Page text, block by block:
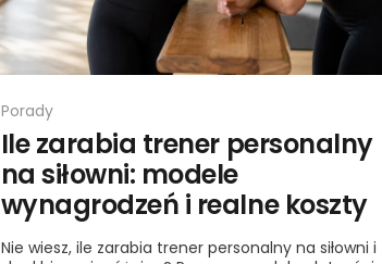
Porady
Ile zarabia trener personalny
na siłowni: modele
wynagrodzeń i realne koszty
Nie wiesz, ile zarabia trener personalny na siłowni i